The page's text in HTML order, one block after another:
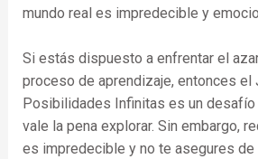
mundo real es impredecible y
Si estás dispuesto a enfrentar el
proceso de aprendizaje, entonces el
Posibilidades Infinitas es un desafío
vale la pena explorar. Sin embargo,
es impredecible y no te asegures de